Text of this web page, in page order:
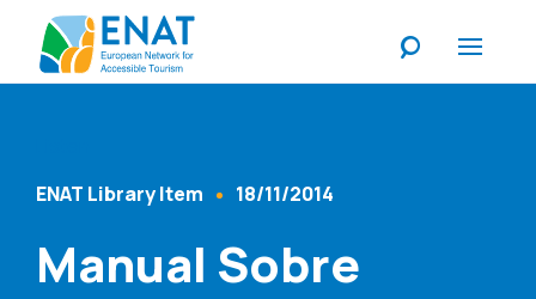
Content Type
ENAT Library Item 18/11/2014
Manual Sobre